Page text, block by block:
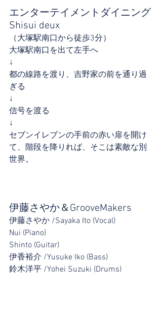
エンターテイメントダイニング
Shisui deux
（大塚駅南口から徒歩3分）
大塚駅南口を出て左手へ
↓
都の線路を渡り、吉野家の前を通り過
ぎる
↓
信号を渡る
↓
セブンイレブンの手前の赤い扉を開け
て、階段を降りれば、そこは素敵な別
世界。
伊藤さやか＆GrooveMakers
伊藤さやか /Sayaka Ito (Vocal)
Nui (Piano)
Shinto (Guitar)
伊香裕介 /Yusuke Iko (Bass)
鈴木洋平 /Yohei Suzuki (Drums)